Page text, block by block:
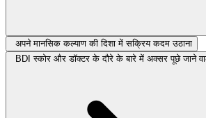
अपने मानसिक कल्याण की दिशा में सक्रिय कदम उठाना
BDI स्कोर और डॉक्टर के दौरे के बारे में अक्सर पूछे जाने